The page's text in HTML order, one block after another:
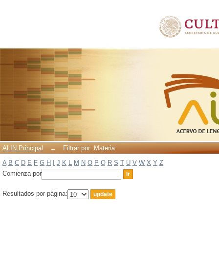
ALIN Principal →
Filtrar por: Materia
A B C D E F G H J K L M N O P Q R S T U V W X Y Z
Comienza por
Resultados por página: